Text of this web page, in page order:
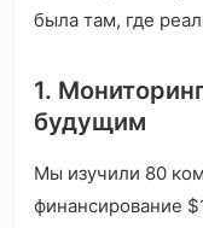
была там, где
1.
будущим
Мы изучили 80
финансирование